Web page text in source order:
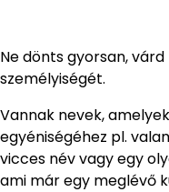
Ne dönts gyorsan,
személyiségét.
Vannak nevek,
egyéniségéhez pl.
vicces név vagy egy
ami már egy meglévő